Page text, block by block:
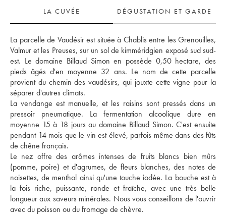
LA CUVÉE
DÉGUSTATION ET GARDE
La parcelle de Vaudésir est située à Chablis entre les Grenouilles,
Valmur et les Preuses, sur un sol de kimméridgien exposé sud sud-
est. Le domaine Billaud Simon en possède 0,50 hectare, des
pieds âgés d'en moyenne 32 ans. Le nom de cette parcelle
provient du chemin des vaudésirs, qui jouxte cette vigne pour la
séparer d'autres climats.
La vendange est manuelle, et les raisins sont pressés dans un
pressoir pneumatique. La fermentation alcoolique dure en
moyenne 15 à 18 jours au domaine Billaud Simon. C'est ensuite
pendant 14 mois que le vin est élevé, parfois même dans des fûts
de chêne français.
Le nez offre des arômes intenses de fruits blancs bien mûrs
(pomme, poire) et d'agrumes, de fleurs blanches, des notes de
noisettes, de menthol ainsi qu'une touche iodée. La bouche est à
la fois riche, puissante, ronde et fraîche, avec une très belle
longueur aux saveurs minérales. Nous vous conseillons de l'ouvrir
avec du poisson ou du fromage de chèvre.